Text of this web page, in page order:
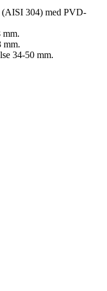
(AISI 304) med PVD-
mm.
mm.
34-50 mm.